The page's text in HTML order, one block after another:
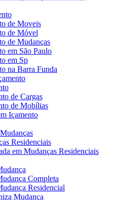
de Moveis
de Móvel
de Mudanças
em São Paulo
em Sp
na Barra Funda
de Cargas
de Mobílias
Içamento
Residenciais
em Mudanças Residenciais
Completa
Residencial
Mudança